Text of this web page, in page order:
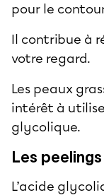
pour le
Il contribue à
votre regard.
Les peaux
intérêt à
glycolique.
Les
L’acide